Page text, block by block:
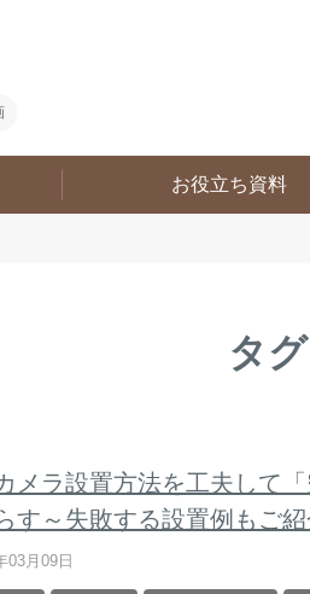
お役立ち資料
タ
メラ設置方法を工夫して「
す～失敗する設置例もご紹
03月09日